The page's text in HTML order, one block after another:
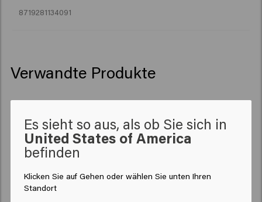
Handfläche geben und die Hände aneinander reiben,
verteilen.
Stylen Sie Ihr Haar nach Wunsch. Verwenden Sie
einen Föhn, um mehr Volumen zu erzeugen.
8719281134091
Verwandte Produkte
4.7
Based on 3 reviews
New content loaded
Es sieht so aus, als ob Sie sich in
United States of America
befinden
Klicken Sie auf Gehen oder wählen Sie unten Ihren
Standort